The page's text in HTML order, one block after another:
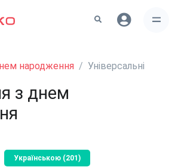
народження Універсальні
з днем
Українською (201)